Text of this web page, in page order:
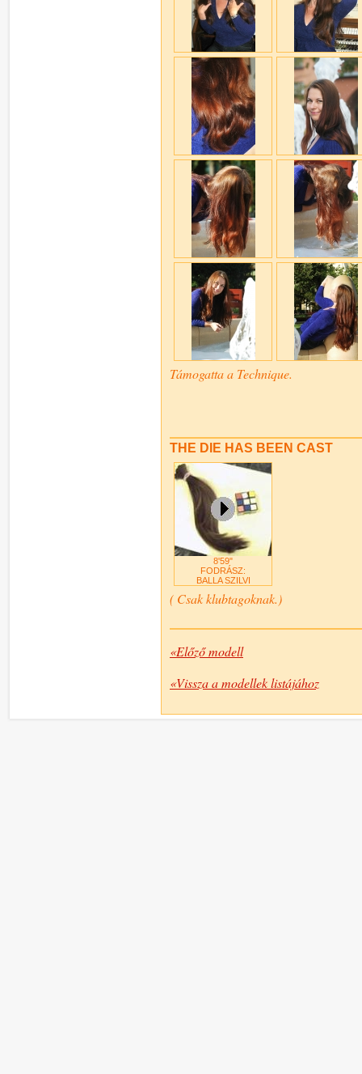
Támogatta a Technique.
THE DIE HAS BEEN CAST
8'59"
FODRÁSZ:
BALLA SZILVI
( Csak klubtagoknak.)
«Előző modell
«Vissza a modellek listájához